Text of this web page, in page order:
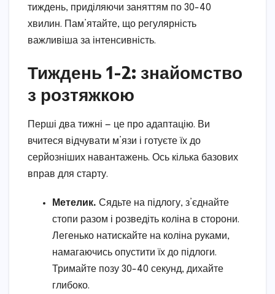
тиждень, приділяючи заняттям по 30-40
хвилин. Пам’ятайте, що регулярність
важливіша за інтенсивність.
Тиждень 1-2: знайомство
з розтяжкою
Перші два тижні — це про адаптацію. Ви
вчитеся відчувати м’язи і готуєте їх до
серйозніших навантажень. Ось кілька базових
вправ для старту.
Метелик. Сядьте на підлогу, з’єднайте
стопи разом і розведіть коліна в сторони.
Легенько натискайте на коліна руками,
намагаючись опустити їх до підлоги.
Тримайте позу 30-40 секунд, дихайте
глибоко.